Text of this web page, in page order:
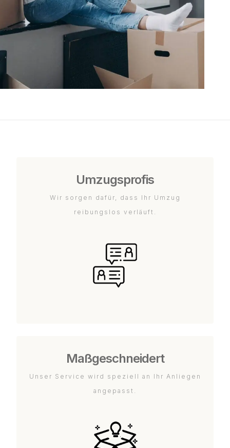
Umzugsprofis
Wir sorgen dafür, dass Ihr Umzug
reibungslos verläuft.
Maßgeschneidert
Unser Service wird speziell an Ihr Anliegen
angepasst.